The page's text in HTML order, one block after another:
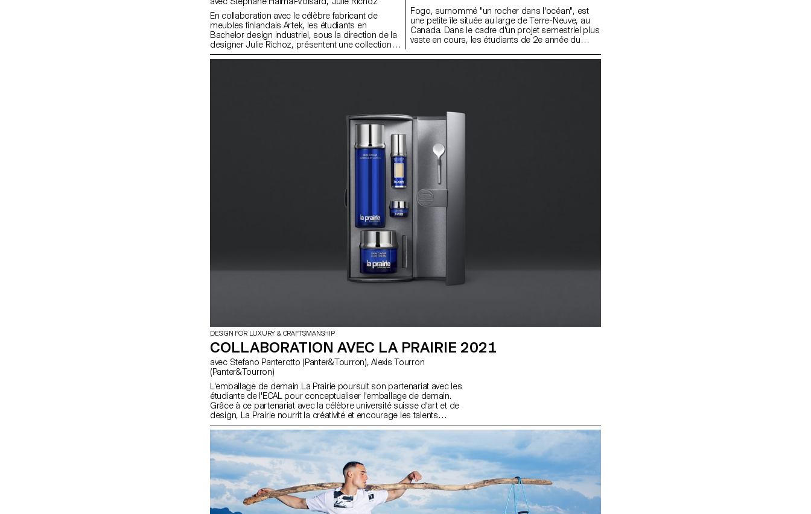
En collaboration avec le célèbre fabricant de
meubles finlandais Artek, les étudiants en
Bachelor design industriel, sous la direction de la
designer Julie Richoz, présentent une collection
d'objets ludiques pour enfants fabriqués à partir
Fogo, surnommé "un rocher dans l'océan", est
une petite île située au large de Terre-Neuve, au
Canada. Dans le cadre d'un projet semestriel plus
vaste en cours, les étudiants de 2e année du
un atelier court et amusant de quelques jours,
ont développé des cerfs-volants sans plastique.
Fogo Island a l'intention de devenir complètement
sans plastique dans les années à venir et, à
mesure que leur nombre de touristes augmente,
les souvenirs de cet endroit spécial sont de plus
en plus demandés. Les cerfs-volants développés
sont donc à fabriquer sur l'île et destinés à la
boutique cadeaux Fogo Island Workshop. Créés à
partir de bois de bouleau, de coton biologique
Ripstop et de ficelle en fibre de chanvre, les
DESIGN FOR LUXURY & CRAFTSMANSHIP
COLLABORATION AVEC LA PRAIRIE 2021
avec Stefano Panterotto (Panter&Tourron), Alexis Tourron
(Panter&Tourron)
L'emballage de demain La Prairie poursuit son partenariat avec les
étudiants de l'ECAL pour conceptualiser l'emballage de demain.
Grâce à ce partenariat avec la célèbre université suisse d'art et de
design, La Prairie nourrit la créativité et encourage les talents
émergents qui façonnent l'avenir du design intelligent.